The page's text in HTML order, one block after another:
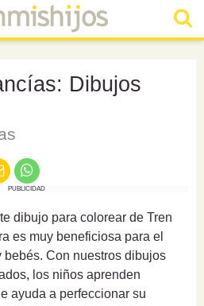
Dibujos
PUBLICIDAD
dibujo para colorear de Tren
es muy beneficiosa para el
Con nuestros dibujos
los niños aprenden
ayuda a perfeccionar su